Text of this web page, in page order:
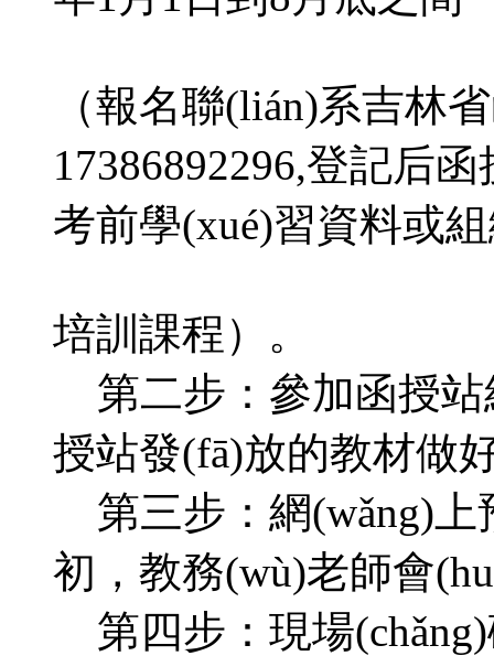
（報名聯(lián)系吉林
17386892296,登記后
考前學(xué)習資料或
培訓課程）。
第二步：參加函授站
授站發(fā)放的教材做
第三步：網(wǎng)上
初，教務(wù)老師會
第四步：現場